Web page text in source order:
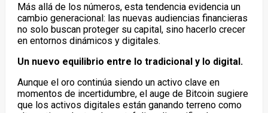
Más allá de los números, esta tendencia evidencia un
cambio generacional: las nuevas audiencias financieras
no solo buscan proteger su capital, sino hacerlo crecer
en entornos dinámicos y digitales.
Un nuevo equilibrio entre lo tradicional y lo digital.
Aunque el oro continúa siendo un activo clave en
momentos de incertidumbre, el auge de Bitcoin sugiere
que los activos digitales están ganando terreno como